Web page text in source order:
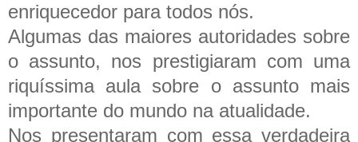
enriquecedor para todos nós.
Algumas das maiores autoridades sobre
o assunto, nos prestigiaram com uma
riquíssima aula sobre o assunto mais
importante do mundo na atualidade.
Nos presentaram com essa verdadeira